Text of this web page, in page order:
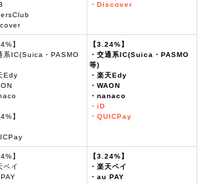
・Discover
】
系IC(Suica・PASMO
Edy
】
【3.24%】
・交通系IC(Suica・PASMO
等)
・楽天Edy
・WAON
・nanaco
・iD
・QUICPay
】
ペイ
【3.24%】
・楽天ペイ
・au PAY